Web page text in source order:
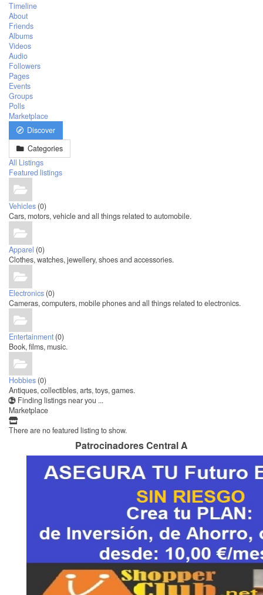
Timeline
About
Friends
Albums
Videos
Audio
Followers
Pages
Events
Groups
Polls
Marketplace
Discover
Categories
All Listings
Featured listings
Vehicles (0)
Cars, motors, vehicle and all things related to automobile.
Apparel (0)
Clothes, watches, jewellery, shoes and accessories.
Electronics (0)
Cameras, computers, mobile phones and all things related to electronics.
Entertainment (0)
Book, films, music.
Hobbies (0)
Antiques, collectibles, arts, toys, games.
Finding listings near you ...
Marketplace
There are no featured listing to show.
Patrocinadores Central A